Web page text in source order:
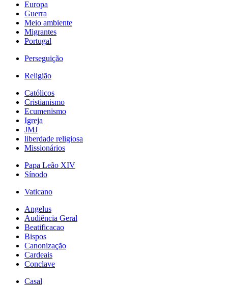
Europa
Guerra
Meio ambiente
Migrantes
Portugal
Perseguição
Religião
Católicos
Cristianismo
Ecumenismo
Igreja
JMJ
liberdade religiosa
Missionários
Papa Leão XIV
Sínodo
Vaticano
Angelus
Audiência Geral
Beatificacao
Bispos
Canonização
Cardeais
Conclave
Casal